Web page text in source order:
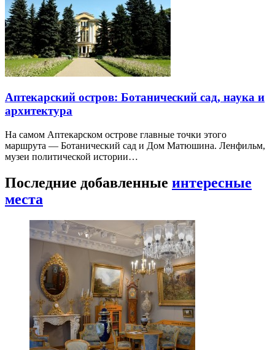
Аптекарский остров: Ботанический сад, наука и
архитектура
На самом Аптекарском острове главные точки этого
маршрута — Ботанический сад и Дом Матюшина. Ленфильм,
музеи политической истории…
Последние добавленные интересные
места